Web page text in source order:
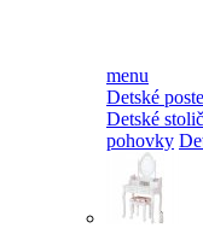
menu
Detské
Detské
pohovky